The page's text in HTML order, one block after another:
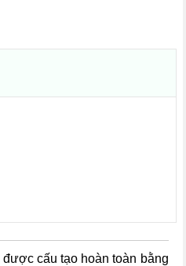
được cấu tạo hoàn toàn bằng